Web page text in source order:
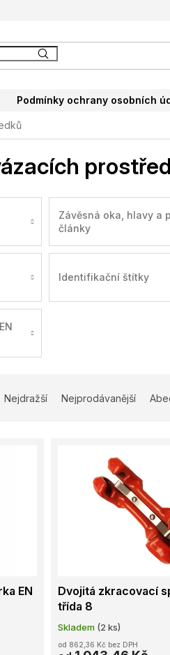
Podmínky ochrany osobních
Závěsná oka, hlavy a
články
Identifikační štítky
Nejdražší Nejprodávanější
EN
Dvojitá zkracovací
třída 8
Skladem (2 ks)
od 862,36 Kč bez DPH